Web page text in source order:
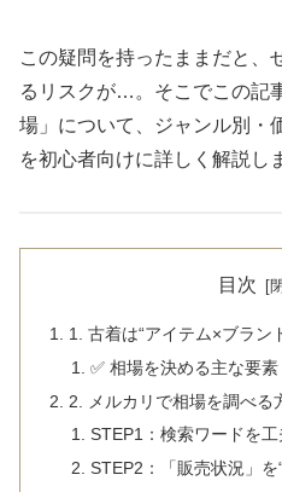
この疑問を持ったままだと、
るリスクが…。そこでこの記
場」について、ジャンル別・
を初心者向けに詳しく解説し
目次
1. 古着は“アイテム×ブラン
✅ 相場を決める主な要素
2. メルカリで相場を調べる
STEP1：検索ワードを工
STEP2：「販売状況」を